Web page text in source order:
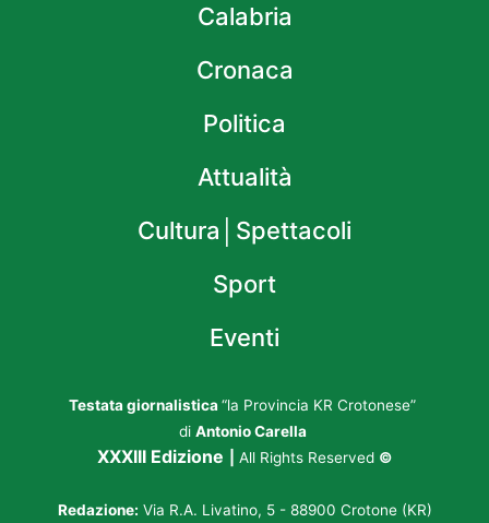
Calabria
Cronaca
Politica
Attualità
Cultura│Spettacoli
Sport
Eventi
Testata giornalistica “la Provincia KR Crotonese”
di Antonio Carella
XXXIII Edizione All Rights Reserved ©
Redazione: Via R.A. Livatino, 5 - 88900 Crotone (KR)